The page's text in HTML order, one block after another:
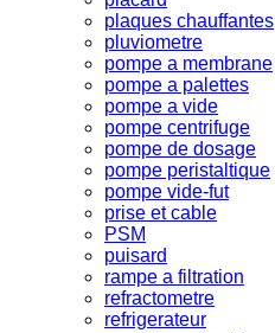
plaques chauffantes
pluviometre
pompe a membrane
pompe a palettes
pompe a vide
pompe centrifuge
pompe de dosage
pompe peristaltique
pompe vide-fut
prise et cable
PSM
puisard
rampe a filtration
refractometre
refrigerateur